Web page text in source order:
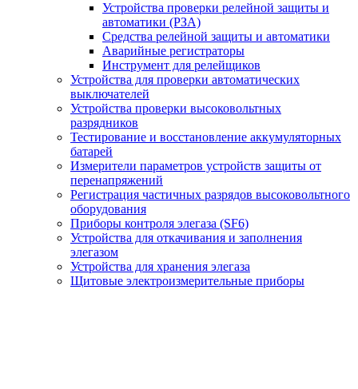
Устройства проверки релейной защиты и
автоматики (РЗА)
Средства релейной защиты и автоматики
Аварийные регистраторы
Инструмент для релейщиков
Устройства для проверки автоматических
выключателей
Устройства проверки высоковольтных
разрядников
Тестирование и восстановление аккумуляторных
батарей
Измерители параметров устройств защиты от
перенапряжений
Регистрация частичных разрядов высоковольтного
оборудования
Приборы контроля элегаза (SF6)
Устройства для откачивания и заполнения
элегазом
Устройства для хранения элегаза
Щитовые электроизмерительные приборы